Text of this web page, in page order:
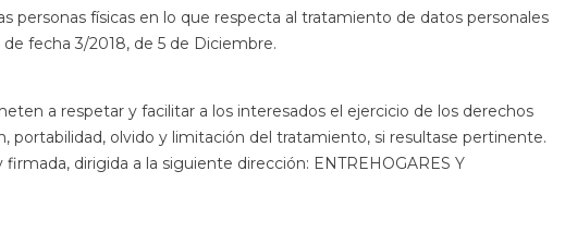
personas físicas en lo que respecta al tratamiento de datos personales
fecha 3/2018, de 5 de Diciembre.
a respetar y facilitar a los interesados el ejercicio de los derechos
portabilidad, olvido y limitación del tratamiento, si resultase pertinente.
dirigida a la siguiente dirección: ENTREHOGARES Y